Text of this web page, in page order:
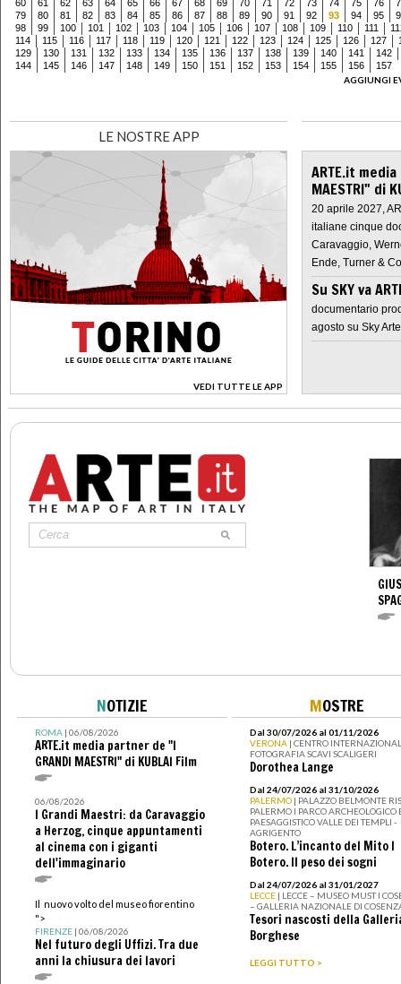
60 61 62 63 64 65 66 67 68 69 70 71 72 73 74 75 76
79
80 81 82 83 84 85 86 87 88 89 90 91 92 93 94 95
98
99 100 101 102 103 104 105 106 107 108 109 110 111
114
115 116 117 118 119 120 121 122 123 124 125 126 127
129
130 131 132 133 134 135 136 137 138 139 140 141
142
144
145 146 147 148 149 150 151 152 153 154 155 156
157
AGGIUNGI
LE NOSTRE APP
VEDI TUTTE LE APP
>
ARTE.it
MAESTRI" di
20 aprile 2027,
italiane cinque
Caravaggio,
Ende, Turner &
Su SKY va
documentario
agosto su Sky Arte
NOTIZIE
ROMA| 06/08/2026
ARTE.it media partner de "I
GRANDI MAESTRI" di KUBLAI Film
06/08/2026
I Grandi Maestri: da Caravaggio
a Herzog, cinque appuntamenti
al cinema con i giganti
dell'immaginario
Il nuovo volto del museo fiorentino
">
FIRENZE| 06/08/2026
Nel futuro degli Uffizi. Tra due
anni la chiusura dei lavori
MOSTRE
Dal 30/07/2026 al 01/11/2026
VERONA | CENTRO
FOTOGRAFIA SCAVI SCALIGERI
Dorothea Lange
Dal 24/07/2026 al 31/10/2026
PALERMO | PALAZZO BELMONTE
PALERMO I PARCO ARCHEOLOGICO
PAESAGGISTICO VALLE DEI TEMPLI -
AGRIGENTO
Botero. L’incanto del Mito I
Botero. Il peso dei sogni
Dal 24/07/2026 al 31/01/2027
LECCE | LECCE – MUSEO MUST I
– GALLERIA NAZIONALE DI
Tesori nascosti della
Borghese
LEGGI TUTTO >